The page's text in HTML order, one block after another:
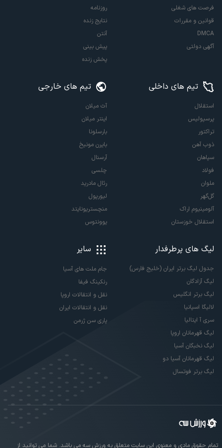
فرصت های شغلی
قوانین و مقررات
DMCA
آگهی دولتی
روزنامه
نتایج زنده
آنتن
پیش بینی
پخش زنده
تیم های داخلی
استقلال
پرسپولیس
تراکتور
ذوب آهن
سپاهان
فولاد
ملوان
گل‌گهر
آلومینیوم اراک
استقلال خوزستان
تیم های خارجی
آث میلان
اینتر میلان
بارسلونا
بایرن مونیخ
آرسنال
چلسی
رئال مادرید
لیورپول
منچستریونایتد
یوونتوس
لیگ های پرطرفدار
جدول لیگ برتر ایران (خلیج فارس)
لیگ آزادگان
لیگ برتر انگلیس
لالیگا اسپانیا
سری آ ایتالیا
لیگ قهرمانان اروپا
لیگ نخبگان آسیا
لیگ قهرمانان آسیا دو
لیگ برتر فوتسال
سایر
جام ملت های آسیا
رنکینگ فیفا
نقل و انتقالات اروپا
نقل و انتقالات ایران
پاری سن ژرمن
تمام حقوق مادی و معنوی این سایت متعلق به ورزش سه می باشد. شما می توانید از